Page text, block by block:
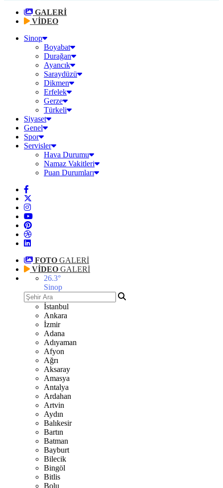
GALERİ
VİDEO
Sinop
Boyabat
Durağan
Ayancık
Saraydüzü
Dikmen
Erfelek
Gerze
Türkeli
Siyaset
Genel
Spor
Servisler
Hava Durumu
Namaz Vakitleri
Puan Durumları
FOTO GALERİ
VİDEO GALERİ
26.3°
Sinop
İstanbul
Ankara
İzmir
Adana
Adıyaman
Afyon
Ağrı
Aksaray
Amasya
Antalya
Ardahan
Artvin
Aydın
Balıkesir
Bartın
Batman
Bayburt
Bilecik
Bingöl
Bitlis
Bolu